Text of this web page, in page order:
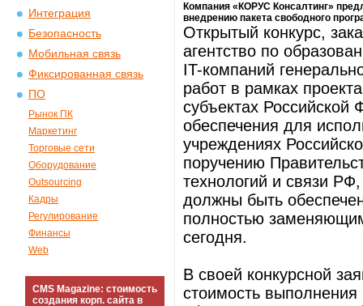
Интеграция
Безопасность
Мобильная связь
Фиксированная связь
ПО
Рынок ПК
Маркетинг
Торговые сети
Оборудование
Outsourcing
Кадры
Регулирование
Финансы
Web
CMS Magazine: стоимость
создания корп. сайта в
Компания «КОРУС Консалтинг»
внедрению пакета свободного
Открытый конкурс,
агентство по
IT-компаний
работ в рамках
субъектах Российской
обеспечения для
учреждениях
поручению
технологий и связи
должны быть
полностью
сегодня.
В своей конкурсной
стоимость